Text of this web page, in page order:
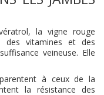
la vigne rouge
des vitamines et des
veineuse. Elle
à ceux de la
la résistance des